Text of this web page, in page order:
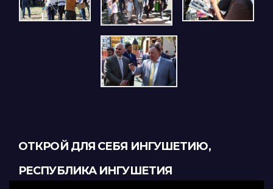
ОТКРОЙ ДЛЯ СЕБЯ ИНГУШЕТИЮ,
РЕСПУБЛИКА ИНГУШЕТИЯ